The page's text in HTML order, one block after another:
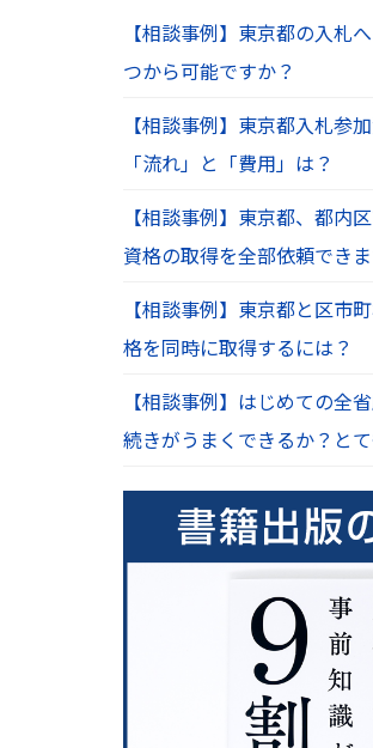
【相談事例】東京都の入札
つから可能ですか？
【相談事例】東京都入札参
「流れ」と「費用」は？
【相談事例】東京都、都内
資格の取得を全部依頼でき
【相談事例】東京都と区市
格を同時に取得するには？
【相談事例】はじめての全
続きがうまくできるか？とて